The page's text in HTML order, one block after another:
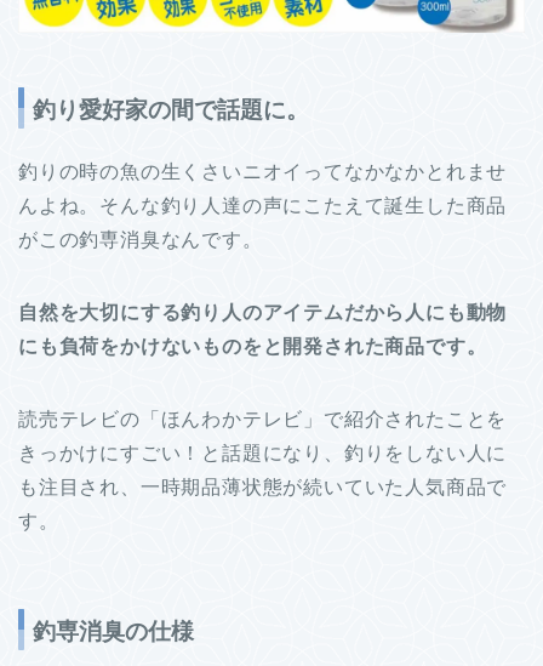
釣り愛好家の間で話題に。
釣りの時の魚の生くさいニオイってなかなかとれませ
んよね。そんな釣り人達の声にこたえて誕生した商品
がこの釣専消臭なんです。
自然を大切にする釣り人のアイテムだから人にも動物
にも負荷をかけないものをと開発された商品です。
読売テレビの「ほんわかテレビ」で紹介されたことを
きっかけにすごい！と話題になり、釣りをしない人に
も注目され、一時期品薄状態が続いていた人気商品で
す。
釣専消臭の仕様